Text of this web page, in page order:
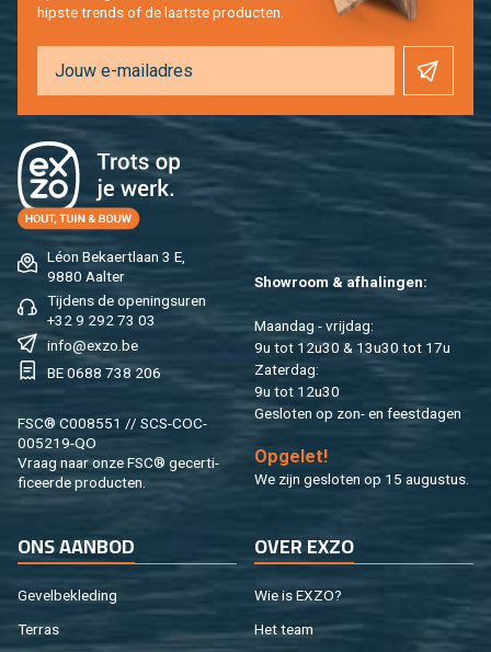
Léon Be­kaert­laan 3 E,
9880 Aal­ter
Tij­dens de ope­nings­uren
+32 9 292 73 03
info@​exzo.​be
BE 0688 738 206
FSC® C008551 // SCS-COC-
005219-QO
Vraag naar onze FSC® ge­cer­ti­
fi­ceer­de pro­duc­ten.
Show­room & af­ha­lin­gen:
Maan­dag - vrij­dag:
9u tot 12u30 & 13u30 tot 17u
Za­ter­dag:
9u tot 12u30
Ge­slo­ten op zon- en feest­da­gen
Op­ge­let!
We zijn ge­slo­ten op 15 au­gus­tus.
hip­s­te trends of de laat­ste pro­duc­ten.
ONS AAN­BOD
Ge­vel­be­kle­ding
Ter­ras
OVER EXZO
Wie is EXZO?
Het team